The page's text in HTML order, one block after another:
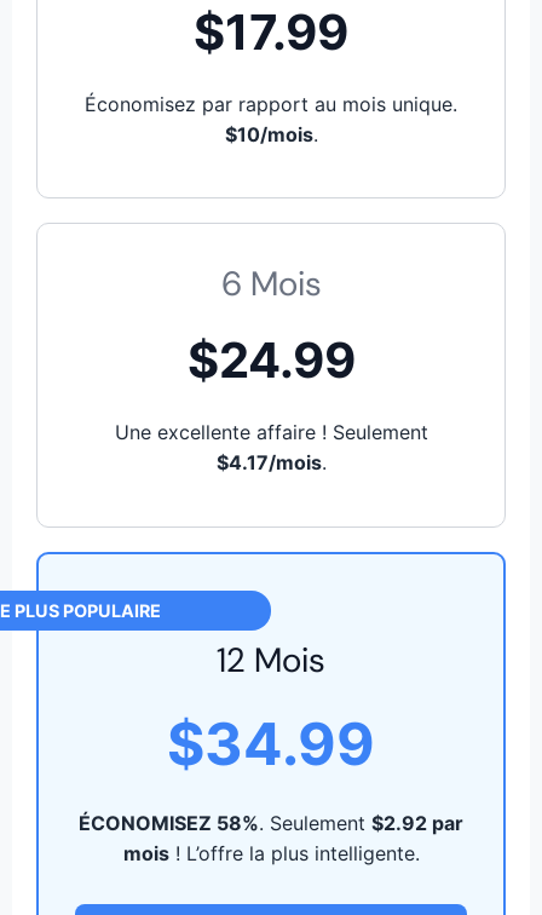
$17.99
Économisez par rapport au mois unique.
$10/mois.
6 Mois
$24.99
Une excellente affaire ! Seulement
$4.17/mois.
PLUS POPULAIRE
12 Mois
$34.99
ÉCONOMISEZ 58%. Seulement $2.92 par
mois! L’offre la plus intelligente.